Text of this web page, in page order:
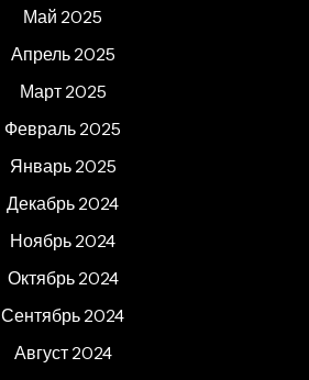
Май 2025
Апрель 2025
Март 2025
Февраль 2025
Январь 2025
Декабрь 2024
Ноябрь 2024
Октябрь 2024
Сентябрь 2024
Август 2024